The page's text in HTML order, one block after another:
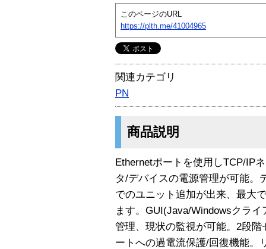
このページのURL
https://plth.me/41004965
関連カテゴリ
PN
商品説明
Ethernetポートを使用しTCP/IP
タ/デバイスの電源管理が可能。
でのユニット追加が出来、最大
ます。GUI(Java/Windowsクラ
管理、現状の監視が可能。2段
ートへの過電流保護/回復機能。